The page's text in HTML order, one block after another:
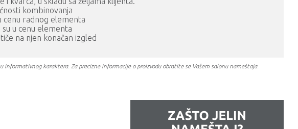
kombinovanja
cenu radnog elementa
u cenu elementa
na njen konačan izgled
informativnog karaktera. Za precizne informacije o proizvodu obratite se Vašem salonu nameštaja.